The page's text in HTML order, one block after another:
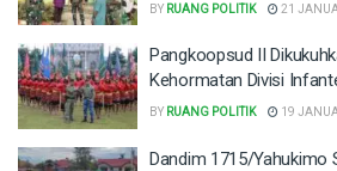
BY RUANG POLITIK 21
Pangkoopsud II
Kehormatan Divisi
BY RUANG POLITIK 19
Dandim 1715/Yahukimo